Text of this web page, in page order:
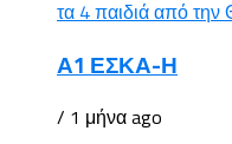
Α1 ΕΣΚΑ-Η
/ 1 μήνα ago